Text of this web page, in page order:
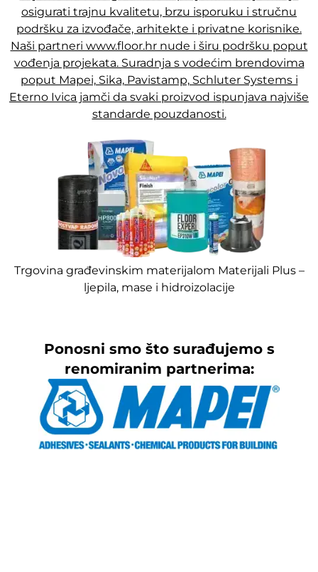
osigurati trajnu kvalitetu, brzu isporuku i stručnu
podršku za izvođače, arhitekte i privatne korisnike.
Naši partneri www.floor.hr nude i širu podršku poput
vođenja projekata. Suradnja s vodećim brendovima
poput Mapei, Sika, Pavistamp, Schluter Systems i
Eterno Ivica jamči da svaki proizvod ispunjava najviše
standarde pouzdanosti.
Trgovina građevinskim materijalom Materijali Plus –
ljepila, mase i hidroizolacije
Ponosni smo što surađujemo s
renomiranim partnerima: